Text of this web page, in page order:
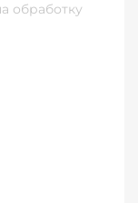
обработку